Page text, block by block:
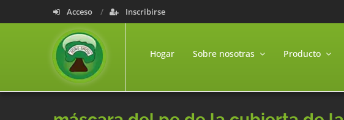
Acceso Inscribirse
Hogar Sobre nosotras Producto